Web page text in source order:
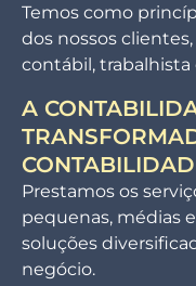
Temos como
dos nossos
contábil, trabalhista
A
Prestamos os
pequenas, médias
soluções
negócio.